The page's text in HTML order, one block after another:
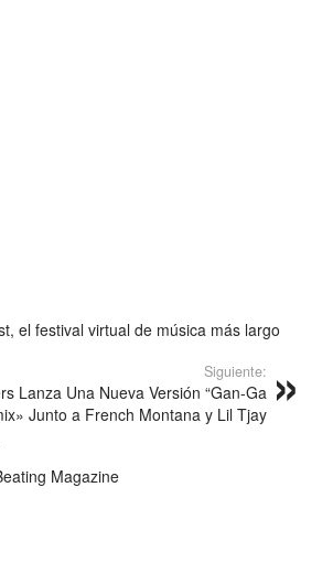
el festival virtual de música más largo
Siguiente:
Lanza Una Nueva Versión “Gan-Ga
Junto a French Montana y Lil Tjay
Magazine